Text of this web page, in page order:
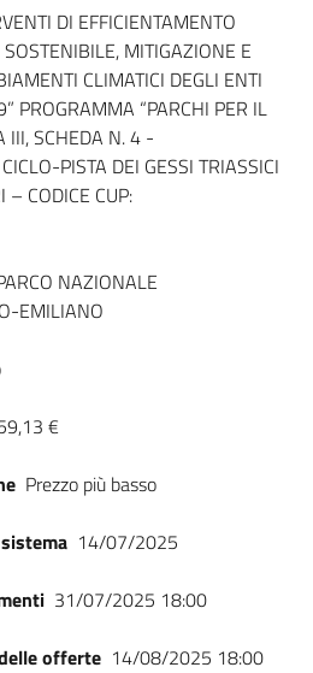
DI EFFICIENTAMENTO
MITIGAZIONE E
CLIMATICI DEGLI ENTI
PROGRAMMA “PARCHI PER IL
III, SCHEDA N. 4 -
PISTA DEI GESSI TRIASSICI
CODICE CUP:
NAZIONALE
EMILIANO
€
Prezzo più basso
14/07/2025
31/07/2025 18:00
offerte 14/08/2025 18:00